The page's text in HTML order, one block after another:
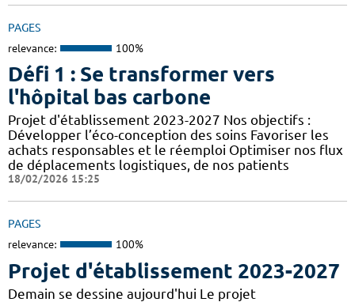
PAGES
relevance: 100%
Défi 1 : Se transformer vers
l'hôpital bas carbone
Projet d'établissement 2023-2027 Nos objectifs :
Développer l’éco-conception des soins Favoriser les
achats responsables et le réemploi Optimiser nos flux
de déplacements logistiques, de nos patients
18/02/2026 15:25
PAGES
relevance: 100%
Projet d'établissement 2023-2027
Demain se dessine aujourd'hui Le projet